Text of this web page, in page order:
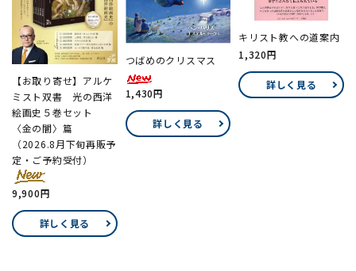
【お取り寄せ】アルケ
ミスト双書 光の西洋
絵画史５巻セット
〈金の闇〉篇
（2026.8月下旬再販予
定・ご予約受付）
9,900円
詳しく見る
つばめのクリスマス
1,430円
詳しく見る
キリスト教への道案内
1,320円
詳しく見る